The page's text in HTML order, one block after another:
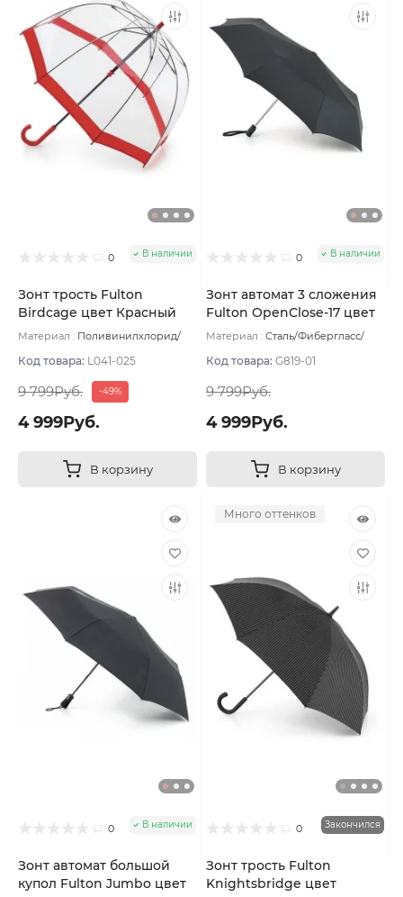
0 В наличии
Зонт трость Fulton
Birdcage цвет Красный
Материал : Поливинилхлорид/
530 г
Код товара: L041-025
9 799Руб. -49%
4 999Руб.
В корзину
0 В наличии
Зонт автомат 3 сложения
Fulton OpenClose-17 цвет
Чёрный
Материал : Сталь/Фибергласс/
Вес: 326 г
Код товара: G819-01
9 799Руб.
4 999Руб.
В корзину
0 В наличии
Зонт автомат большой
купол Fulton Jumbo цвет
Много оттенков
0 Закончился
Зонт трость Fulton
Knightsbridge цвет